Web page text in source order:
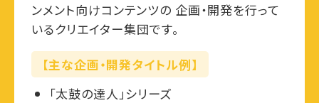
ンメント向けコンテンツの 企画・開発を行って
いるクリエイター集団です。
【主な企画・開発タイトル例】
「太鼓の達人」シリーズ